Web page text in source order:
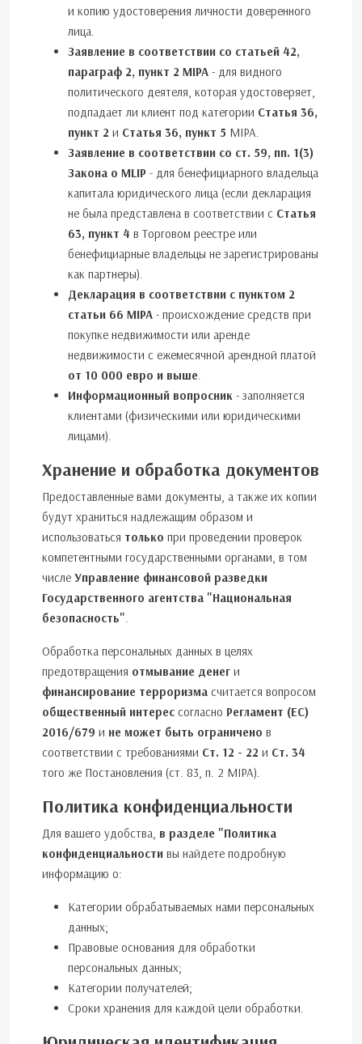
и копию удостоверения личности доверенного
лица.
Заявление в соответствии со статьей 42,
параграф 2, пункт 2 MIPA - для видного
политического деятеля, которая удостоверяет,
подпадает ли клиент под категории Статья 36,
пункт 2 и Статья 36, пункт 5 MIPA.
Заявление в соответствии со ст. 59, пп. 1(3)
Закона о MLIP - для бенефициарного владельца
капитала юридического лица (если декларация
не была представлена в соответствии с Статья
63, пункт 4 в Торговом реестре или
бенефициарные владельцы не зарегистрированы
как партнеры).
Декларация в соответствии с пунктом 2
статьи 66 MIPA - происхождение средств при
покупке недвижимости или аренде
недвижимости с ежемесячной арендной платой
от 10 000 евро и выше.
Информационный вопросник - заполняется
клиентами (физическими или юридическими
лицами).
Хранение и обработка документов
Предоставленные вами документы, а также их копии
будут храниться надлежащим образом и
использоваться только при проведении проверок
компетентными государственными органами, в том
числе Управление финансовой разведки
Государственного агентства "Национальная
безопасность".
Обработка персональных данных в целях
предотвращения отмывание денег и
финансирование терроризма считается вопросом
общественный интерес согласно Регламент (ЕС)
2016/679 и не может быть ограничено в
соответствии с требованиями Ст. 12 - 22 и Ст. 34
того же Постановления (ст. 83, п. 2 MIPA).
Политика конфиденциальности
Для вашего удобства, в разделе "Политика
конфиденциальности вы найдете подробную
информацию о:
Категории обрабатываемых нами персональных
данных;
Правовые основания для обработки
персональных данных;
Категории получателей;
Сроки хранения для каждой цели обработки.